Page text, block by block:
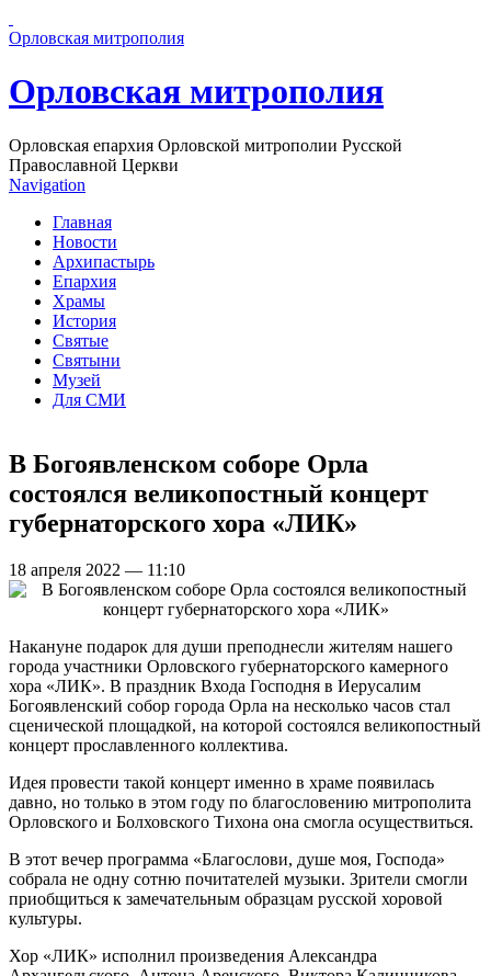
Орловская митрополия
Орловская митрополия
Орловская епархия Орловской митрополии Русской
Православной Церкви
Navigation
Главная
Новости
Архипастырь
Епархия
Храмы
История
Святые
Святыни
Музей
Для СМИ
В Богоявленском соборе Орла
состоялся великопостный концерт
губернаторского хора «ЛИК»
18 апреля 2022 — 11:10
Накануне подарок для души преподнесли жителям нашего
города участники Орловского губернаторского камерного
хора «ЛИК». В праздник Входа Господня в Иерусалим
Богоявленский собор города Орла на несколько часов стал
сценической площадкой, на которой состоялся великопостный
концерт прославленного коллектива.
Идея провести такой концерт именно в храме появилась
давно, но только в этом году по благословению митрополита
Орловского и Болховского Тихона она смогла осуществиться.
В этот вечер программа «Благослови, душе моя, Господа»
собрала не одну сотню почитателей музыки. Зрители смогли
приобщиться к замечательным образцам русской хоровой
культуры.
Хор «ЛИК» исполнил произведения Александра